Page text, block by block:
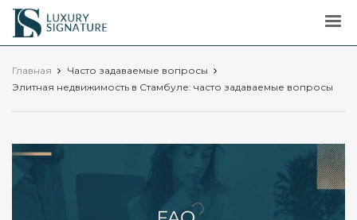
Luxury
Signature
Главная
Часто задаваемые вопросы
Элитная недвижимость в Стамбуле: часто задаваемые вопросы